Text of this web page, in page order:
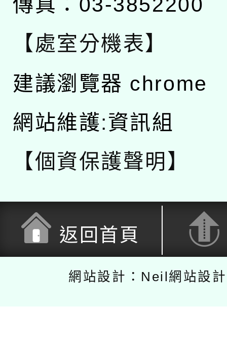
【處室分機表】
建議瀏覽器 chrome
網站維護:資訊組
【個資保護聲明】
返回首頁
網站設計：Neil網站設